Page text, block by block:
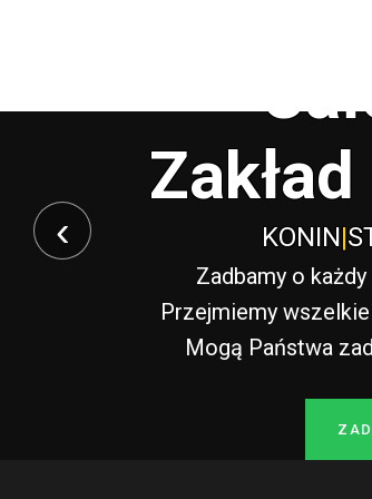
KONIN|
Zadbamy o
Przejmiemy
Mogą Państwa
‹